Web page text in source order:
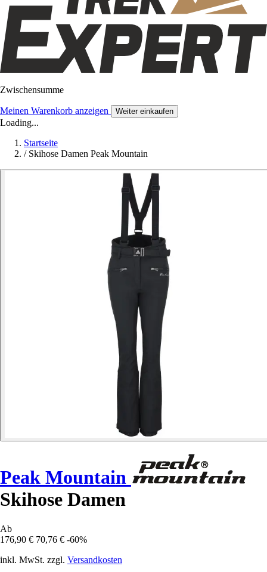
Zwischensumme
Meinen Warenkorb anzeigen Weiter einkaufen
Loading...
Startseite
/ Skihose Damen Peak Mountain
Peak Mountain
Skihose Damen
Ab
176,90 € 70,76 € -60%
inkl. MwSt. zzgl. Versandkosten